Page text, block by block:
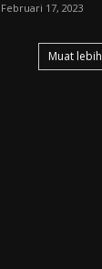
Februari 17, 2023
Muat lebih